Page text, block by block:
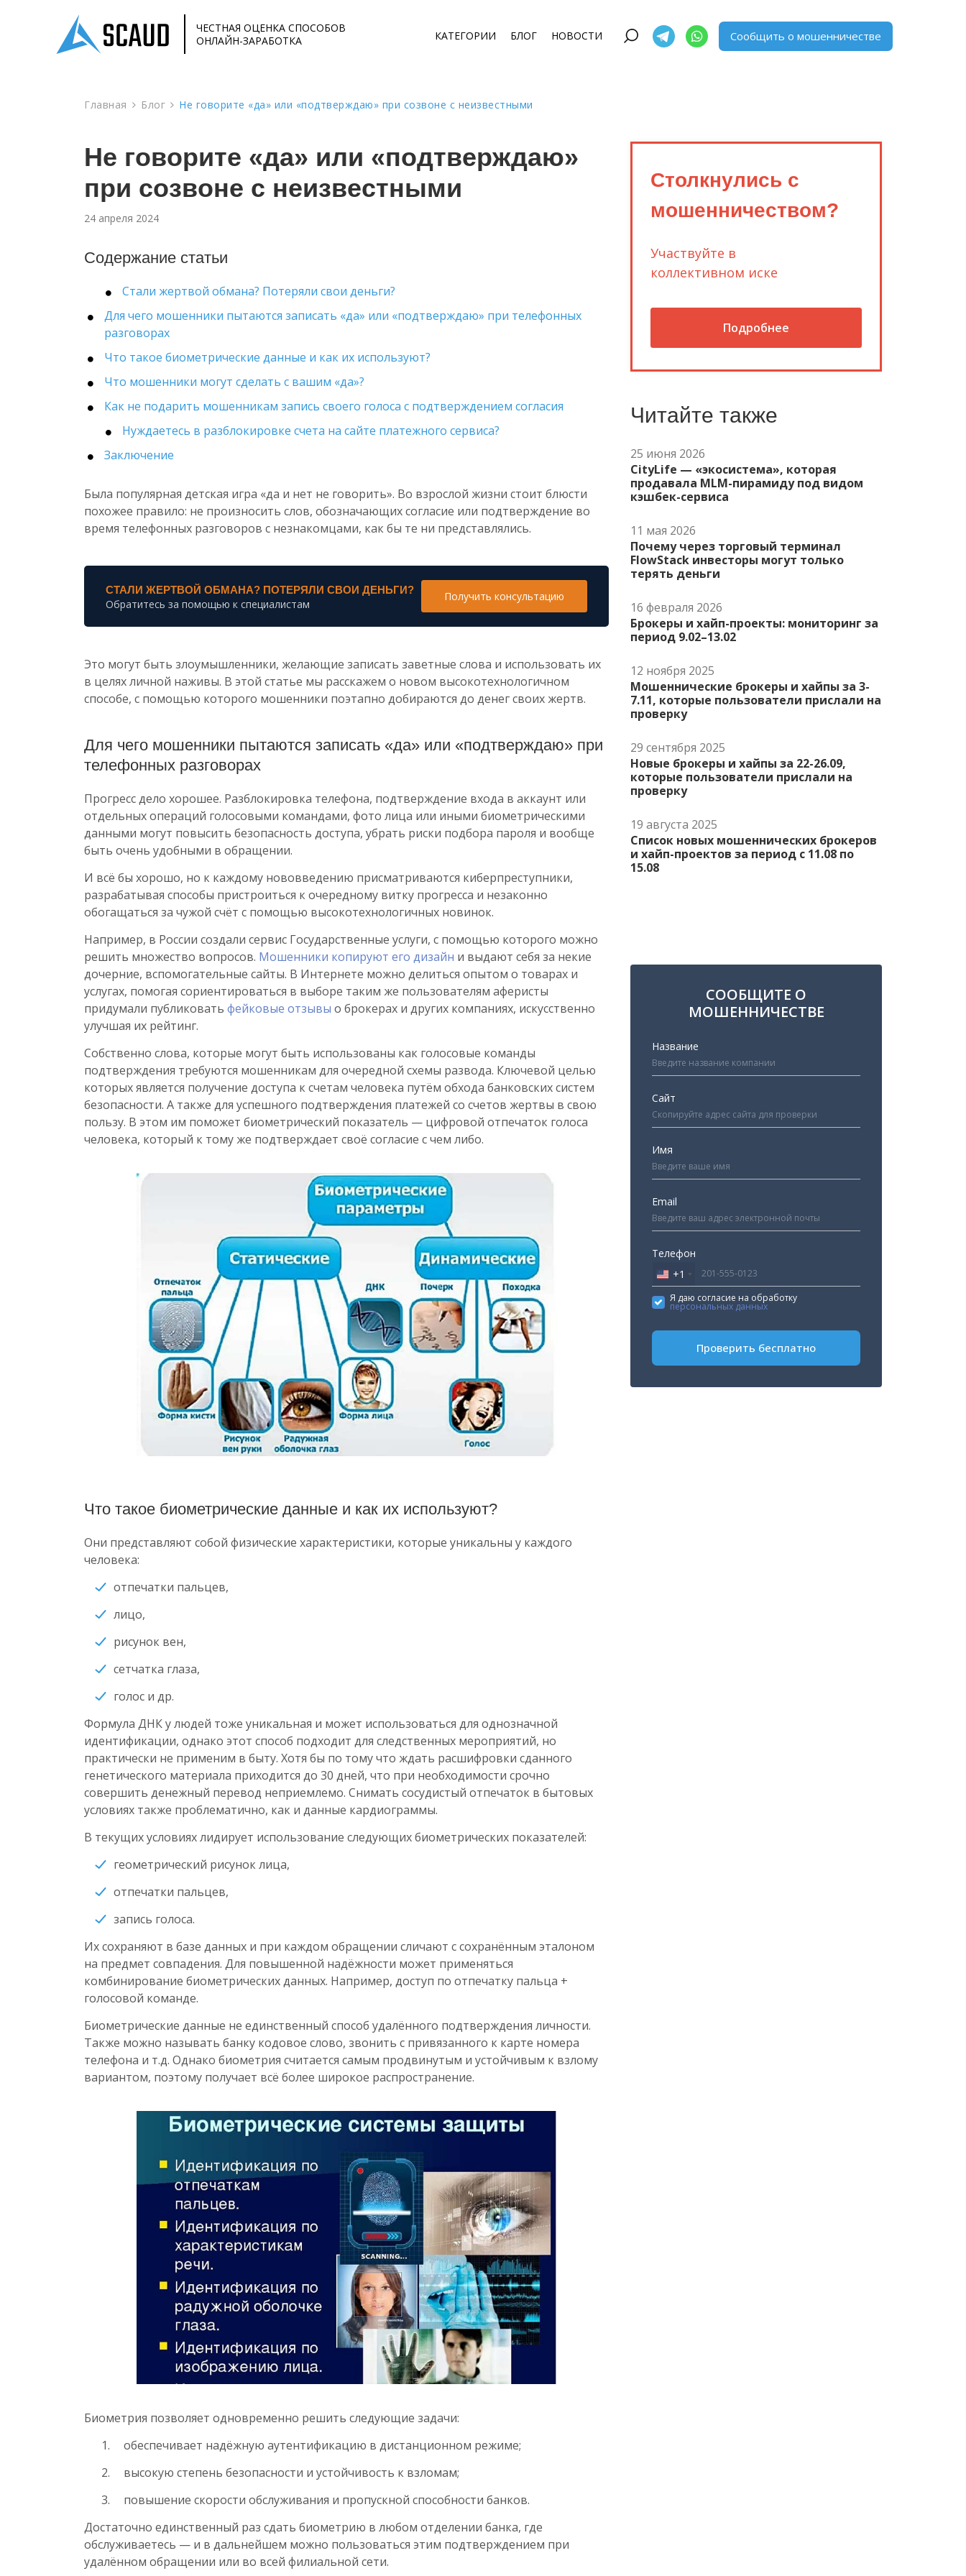
ЧЕСТНАЯ ОЦЕНКА СПОСОБОВ
ОНЛАЙН-ЗАРАБОТКА
КАТЕГОРИИ БЛОГ НОВОСТИ Сообщить о мошенничестве
Главная Блог Не говорите «да» или «подтверждаю» при созвоне с неизвестными
Не говорите «да» или «подтверждаю»
при созвоне с неизвестными
24 апреля 2024
Содержание статьи
Стали жертвой обмана? Потеряли свои деньги?
Для чего мошенники пытаются записать «да» или «подтверждаю» при телефонных
разговорах
Что такое биометрические данные и как их используют?
Что мошенники могут сделать с вашим «да»?
Как не подарить мошенникам запись своего голоса с подтверждением согласия
Нуждаетесь в разблокировке счета на сайте платежного сервиса?
Заключение
Была популярная детская игра «да и нет не говорить». Во взрослой жизни стоит блюсти
похожее правило: не произносить слов, обозначающих согласие или подтверждение во
время телефонных разговоров с незнакомцами, как бы те ни представлялись.
СТАЛИ ЖЕРТВОЙ ОБМАНА? ПОТЕРЯЛИ СВОИ ДЕНЬГИ?
Обратитесь за помощью к специалистам
Получить консультацию
Это могут быть злоумышленники, желающие записать заветные слова и использовать их
в целях личной наживы. В этой статье мы расскажем о новом высокотехнологичном
способе, с помощью которого мошенники поэтапно добираются до денег своих жертв.
Для чего мошенники пытаются записать «да» или «подтверждаю» при
телефонных разговорах
Прогресс дело хорошее. Разблокировка телефона, подтверждение входа в аккаунт или
отдельных операций голосовыми командами, фото лица или иными биометрическими
данными могут повысить безопасность доступа, убрать риски подбора пароля и вообще
быть очень удобными в обращении.
И всё бы хорошо, но к каждому нововведению присматриваются киберпреступники,
разрабатывая способы пристроиться к очередному витку прогресса и незаконно
обогащаться за чужой счёт с помощью высокотехнологичных новинок.
Например, в России создали сервис Государственные услуги, с помощью которого можно
решить множество вопросов. Мошенники копируют его дизайн и выдают себя за некие
дочерние, вспомогательные сайты. В Интернете можно делиться опытом о товарах и
услугах, помогая сориентироваться в выборе таким же пользователям аферисты
придумали публиковать фейковые отзывы о брокерах и других компаниях, искусственно
улучшая их рейтинг.
Собственно слова, которые могут быть использованы как голосовые команды
подтверждения требуются мошенникам для очередной схемы развода. Ключевой целью
которых является получение доступа к счетам человека путём обхода банковских систем
безопасности. А также для успешного подтверждения платежей со счетов жертвы в свою
пользу. В этом им поможет биометрический показатель — цифровой отпечаток голоса
человека, который к тому же подтверждает своё согласие с чем либо.
Что такое биометрические данные и как их используют?
Они представляют собой физические характеристики, которые уникальны у каждого
человека:
отпечатки пальцев,
лицо,
рисунок вен,
сетчатка глаза,
голос и др.
Формула ДНК у людей тоже уникальная и может использоваться для однозначной
идентификации, однако этот способ подходит для следственных мероприятий, но
практически не применим в быту. Хотя бы по тому что ждать расшифровки сданного
генетического материала приходится до 30 дней, что при необходимости срочно
совершить денежный перевод неприемлемо. Снимать сосудистый отпечаток в бытовых
условиях также проблематично, как и данные кардиограммы.
В текущих условиях лидирует использование следующих биометрических показателей:
геометрический рисунок лица,
отпечатки пальцев,
запись голоса.
Их сохраняют в базе данных и при каждом обращении сличают с сохранённым эталоном
на предмет совпадения. Для повышенной надёжности может применяться
комбинирование биометрических данных. Например, доступ по отпечатку пальца +
голосовой команде.
Биометрические данные не единственный способ удалённого подтверждения личности.
Также можно называть банку кодовое слово, звонить с привязанного к карте номера
телефона и т.д. Однако биометрия считается самым продвинутым и устойчивым к взлому
вариантом, поэтому получает всё более широкое распространение.
Биометрия позволяет одновременно решить следующие задачи:
обеспечивает надёжную аутентификацию в дистанционном режиме;
высокую степень безопасности и устойчивость к взломам;
повышение скорости обслуживания и пропускной способности банков.
Достаточно единственный раз сдать биометрию в любом отделении банка, где
обслуживаетесь — и в дальнейшем можно пользоваться этим подтверждением при
удалённом обращении или во всей филиальной сети.
Столкнулись с
мошенничеством?
Участвуйте в
коллективном иске
Подробнее
Читайте также
25 июня 2026
CityLife — «экосистема», которая
продавала MLM-пирамиду под видом
кэшбек-сервиса
11 мая 2026
Почему через торговый терминал
FlowStack инвесторы могут только
терять деньги
16 февраля 2026
Брокеры и хайп-проекты: мониторинг за
период 9.02–13.02
12 ноября 2025
Мошеннические брокеры и хайпы за 3-
7.11, которые пользователи прислали на
проверку
29 сентября 2025
Новые брокеры и хайпы за 22-26.09,
которые пользователи прислали на
проверку
19 августа 2025
Список новых мошеннических брокеров
и хайп-проектов за период с 11.08 по
15.08
СООБЩИТЕ О
МОШЕННИЧЕСТВЕ
Название
Сайт
Имя
Email
Телефон
United
States
+1
+1
Я даю согласие на обработку
персональных данных
Проверить бесплатно